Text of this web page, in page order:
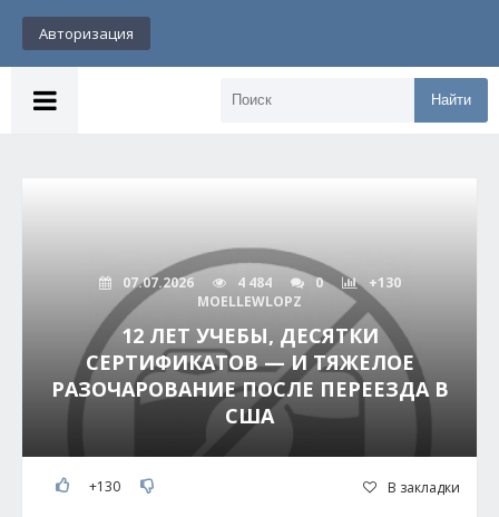
Авторизация
Найти
07.07.2026 4 484 0
+130
MOELLEWLOPZ
12 ЛЕТ УЧЕБЫ, ДЕСЯТКИ
СЕРТИФИКАТОВ — И ТЯЖЕЛОЕ
РАЗОЧАРОВАНИЕ ПОСЛЕ ПЕРЕЕЗДА В
США
+130 В закладки